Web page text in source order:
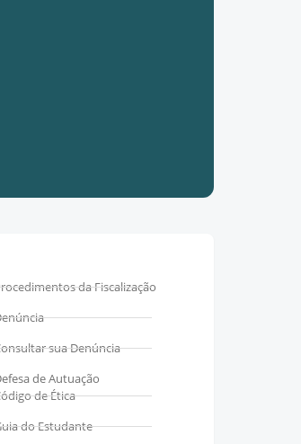
da Fiscalização
sua Denúncia
de Autuação
de Ética
do Estudante